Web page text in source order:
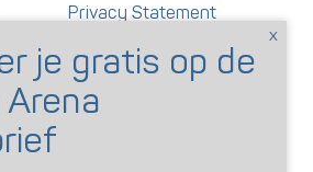
Privacy Statement
Gedragscode artikelen en
reacties